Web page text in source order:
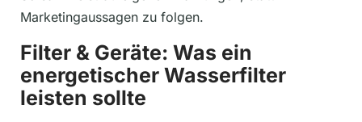
Marketingaussagen zu folgen.
Filter & Geräte: Was ein
energetischer Wasserfilter
leisten sollte